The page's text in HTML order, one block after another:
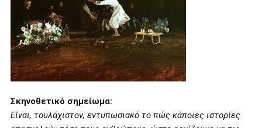
Σκηνοθετικό σημείωμα:
Είναι, τουλάχιστον, εντυπωσιακό το πώς κάποιες ιστορίες